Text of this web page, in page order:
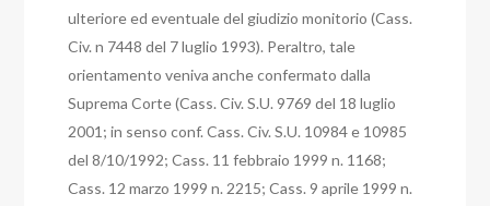
ulteriore ed eventuale del giudizio monitorio (Cass.
Civ. n 7448 del 7 luglio 1993). Peraltro, tale
orientamento veniva anche confermato dalla
Suprema Corte (Cass. Civ. S.U. 9769 del 18 luglio
2001; in senso conf. Cass. Civ. S.U. 10984 e 10985
del 8/10/1992; Cass. 11 febbraio 1999 n. 1168;
Cass. 12 marzo 1999 n. 2215; Cass. 9 aprile 1999 n.